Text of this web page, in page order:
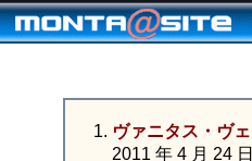
ヴァニタス・ヴ
2011 年 4 月 24